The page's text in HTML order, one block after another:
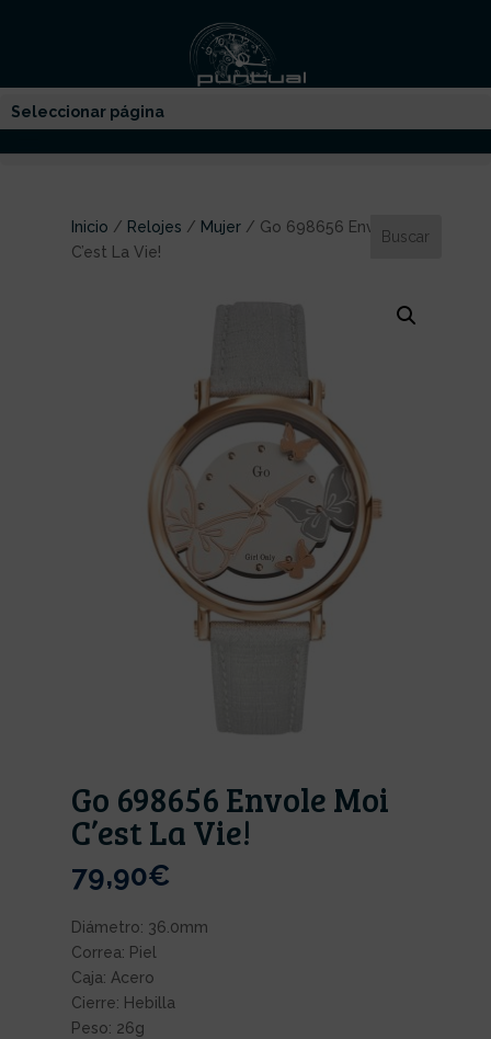
Seleccionar página
Inicio / Relojes / Mujer/ Go 698656 Envole Moi
C’est La Vie!
Go 698656 Envole Moi
C’est La Vie!
79,90€
Diámetro: 36.0mm
Correa: Piel
Caja: Acero
Cierre: Hebilla
Peso: 26g